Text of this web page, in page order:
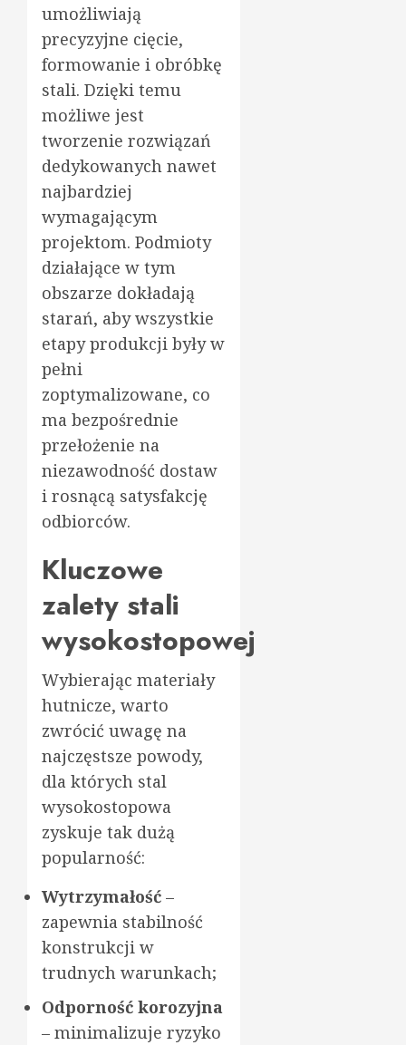
umożliwiają
precyzyjne cięcie,
formowanie i obróbkę
stali. Dzięki temu
możliwe jest
tworzenie rozwiązań
dedykowanych nawet
najbardziej
wymagającym
projektom. Podmioty
działające w tym
obszarze dokładają
starań, aby wszystkie
etapy produkcji były w
pełni
zoptymalizowane, co
ma bezpośrednie
przełożenie na
niezawodność dostaw
i rosnącą satysfakcję
odbiorców.
Kluczowe
zalety stali
wysokostopowej
Wybierając materiały
hutnicze, warto
zwrócić uwagę na
najczęstsze powody,
dla których stal
wysokostopowa
zyskuje tak dużą
popularność:
Wytrzymałość –
zapewnia stabilność
konstrukcji w
trudnych warunkach;
Odporność korozyjna
– minimalizuje ryzyko